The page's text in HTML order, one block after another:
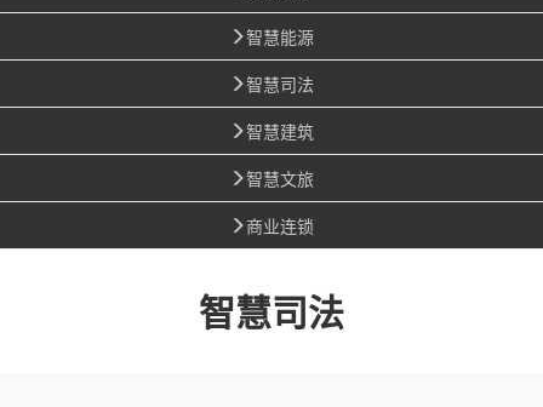
智慧能源
智慧司法
智慧建筑
智慧文旅
商业连锁
智慧司法